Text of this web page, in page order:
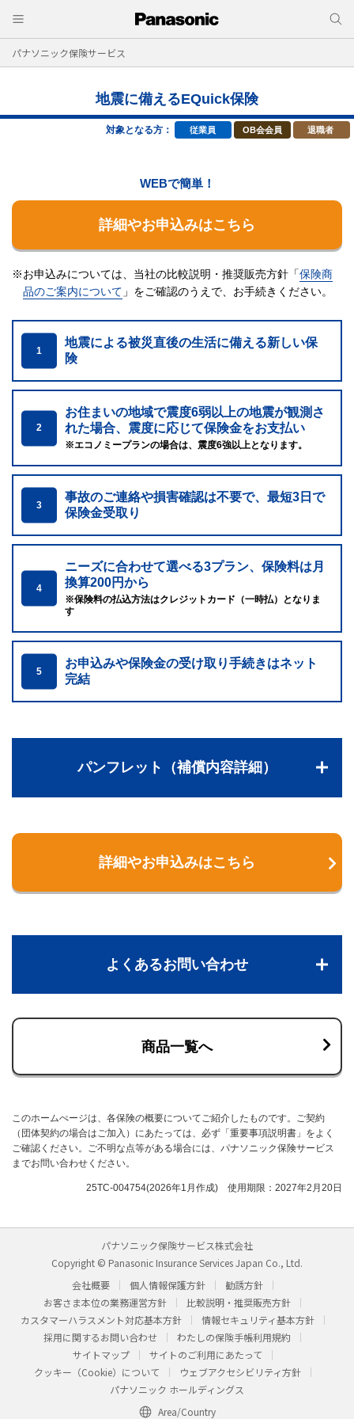
パナソニック保険サービス
地震に備えるEQuick保険
対象となる方： 従業員 OB会会員 退職者
WEBで簡単！
詳細やお申込みはこちら
※お申込みについては、当社の比較説明・推奨販売方針「保険商
品のご案内について 」をご確認のうえで、 お手続きください。
1
地震による被災直後の生活に備える新しい保
険
2
お住まいの地域で震度6弱以上の地震が観測さ
れた場合、震度に応じて保険金をお支払い
※エコノミープランの場合は、震度6強以上となります。
3
事故のご連絡や損害確認は不要で、最短3日で
保険金受取り
4
ニーズに合わせて選べる3プラン、保険料は月
換算200円から
※保険料の払込方法はクレジットカード（一時払）となりま
す
5
お申込みや保険金の受け取り手続きはネット
完結
パンフレット（補償内容詳細）
詳細やお申込みはこちら
よくあるお問い合わせ
商品一覧へ
このホームぺージは、各保険の概要についてご紹介したものです。ご契約
（団体契約の場合はご加入）にあたっては、必ず「重要事項説明書」をよく
ご確認ください。ご不明な点等がある場合には、パナソニック保険サービス
までお問い合わせください。
25TC-004754(2026年1月作成) 使用期限：2027年2月20日
パナソニック保険サービス株式会社
Copyright © Panasonic Insurance Services Japan Co., Ltd.
会社概要
個人情報保護方針
勧誘方針
お客さま本位の業務運営方針
比較説明・推奨販売方針
カスタマーハラスメント対応基本方針
情報セキュリティ基本方針
採用に関するお問い合わせ
わたしの保険手帳利用規約
サイトマップ
サイトのご利用にあたって
クッキー（Cookie）について
ウェブアクセシビリティ方針
パナソニック ホールディングス
Area/Country